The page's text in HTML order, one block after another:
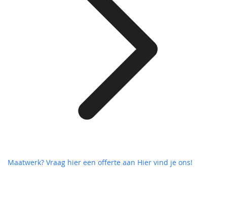
Maatwerk? Vraag hier een offerte aan Hier vind je ons!